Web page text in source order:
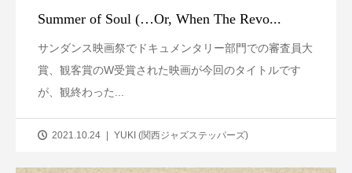
Summer of Soul (…Or, When The Revo...
サンダンス映画祭でドキュメンタリー部門での審査員大
賞、観客賞のW受賞された映画が今回のタイトルです
が、観終わった...
2021.10.24 YUKI (関西ジャズステッパーズ)